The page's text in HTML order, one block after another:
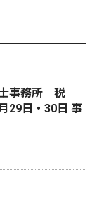
士事務所 税
29日・30日 事